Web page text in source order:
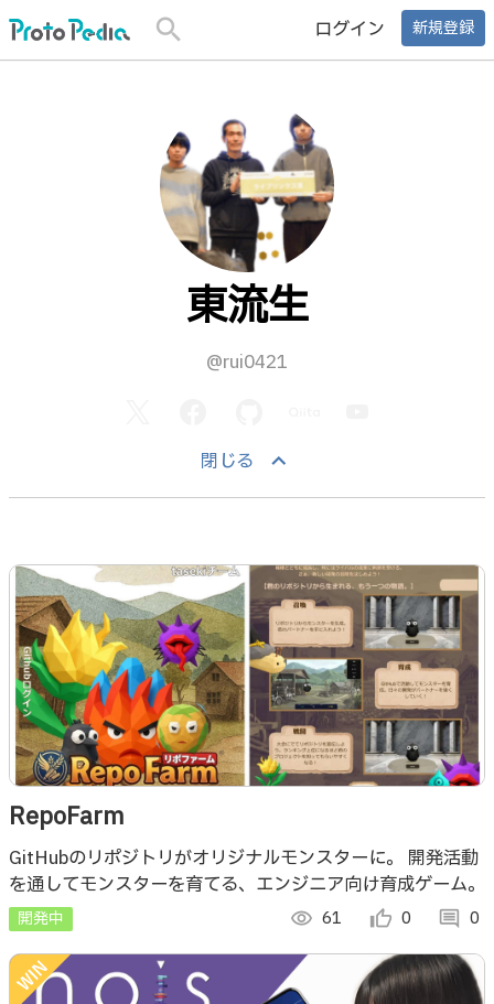
search ログイン 新規登録
東流生
@rui0421
閉じる keyboard_arrow_up
RepoFarm
GitHubのリポジトリがオリジナルモンスターに。 開発活動
を通してモンスターを育てる、エンジニア向け育成ゲーム。
開発中 visibility 61 thumb_up_alt 0 comment 0